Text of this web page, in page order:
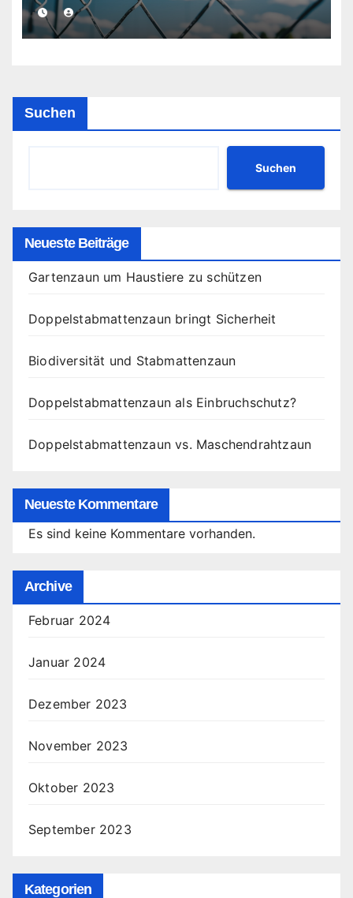
Suchen
Suchen
Neueste Beiträge
Gartenzaun um Haustiere zu schützen
Doppelstabmattenzaun bringt Sicherheit
Biodiversität und Stabmattenzaun
Doppelstabmattenzaun als Einbruchschutz?
Doppelstabmattenzaun vs. Maschendrahtzaun
Neueste Kommentare
Es sind keine Kommentare vorhanden.
Archive
Februar 2024
Januar 2024
Dezember 2023
November 2023
Oktober 2023
September 2023
Kategorien